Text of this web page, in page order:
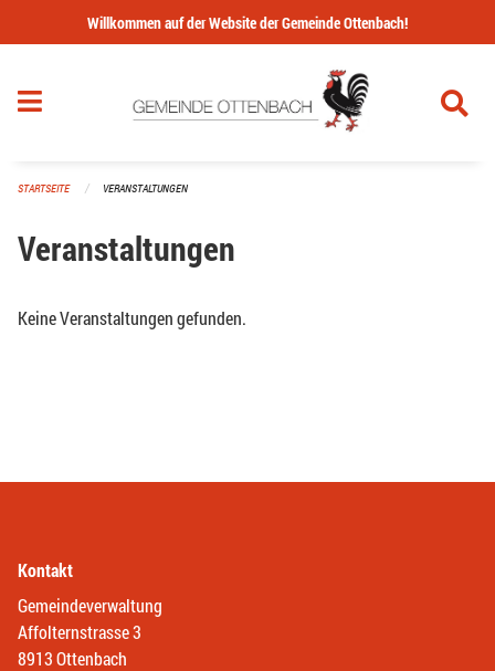
Navigation überspringen
Willkommen auf der Website der Gemeinde Ottenbach!
STARTSEITE VERANSTALTUNGEN
Veranstaltungen
Keine Veranstaltungen gefunden.
Kontakt
Gemeindeverwaltung
Affolternstrasse 3
8913 Ottenbach